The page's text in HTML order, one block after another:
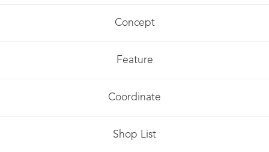
Concept
Feature
Coordinate
Shop List